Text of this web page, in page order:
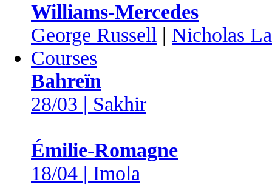
Williams-Mercedes
George Russell | Nicholas
Courses
Bahreïn
28/03 | Sakhir
Émilie-Romagne
18/04 | Imola